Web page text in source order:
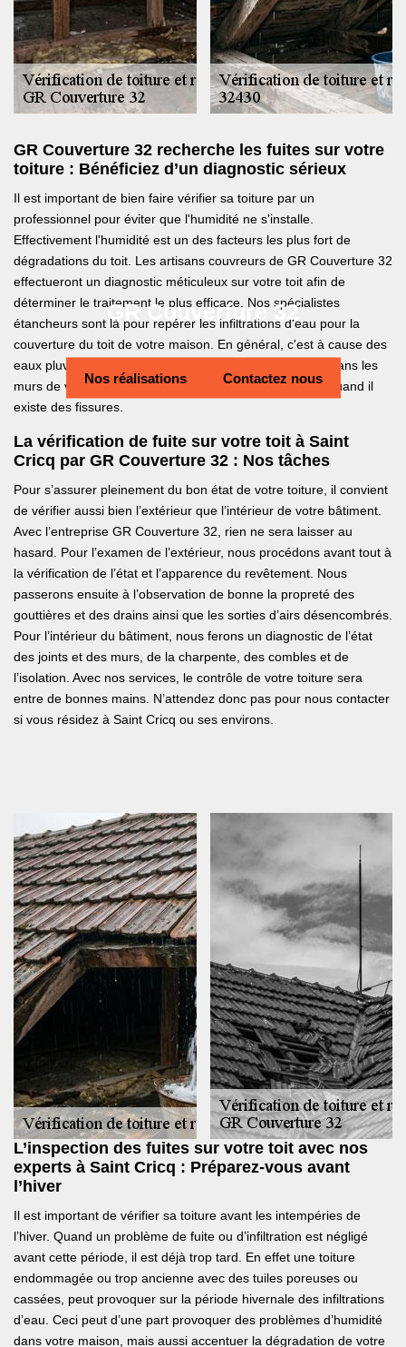
GR Couverture 32
Nos réalisations Contactez nous
GR Couverture 32 recherche les fuites sur votre
toiture : Bénéficiez d’un diagnostic sérieux
Il est important de bien faire vérifier sa toiture par un
professionnel pour éviter que l'humidité ne s'installe.
Effectivement l'humidité est un des facteurs les plus fort de
dégradations du toit. Les artisans couvreurs de GR Couverture 32
effectueront un diagnostic méticuleux sur votre toit afin de
déterminer le traitement le plus efficace. Nos spécialistes
étancheurs sont là pour repérer les infiltrations d'eau pour la
couverture du toit de votre maison. En général, c'est à cause des
eaux pluviales que l'humidité pénètre dans la toiture et dans les
murs de votre maison quand les joints sont abîmés ou quand il
existe des fissures.
La vérification de fuite sur votre toit à Saint
Cricq par GR Couverture 32 : Nos tâches
Pour s’assurer pleinement du bon état de votre toiture, il convient
de vérifier aussi bien l’extérieur que l’intérieur de votre bâtiment.
Avec l’entreprise GR Couverture 32, rien ne sera laisser au
hasard. Pour l’examen de l’extérieur, nous procédons avant tout à
la vérification de l’état et l’apparence du revêtement. Nous
passerons ensuite à l’observation de bonne la propreté des
gouttières et des drains ainsi que les sorties d’airs désencombrés.
Pour l’intérieur du bâtiment, nous ferons un diagnostic de l’état
des joints et des murs, de la charpente, des combles et de
l’isolation. Avec nos services, le contrôle de votre toiture sera
entre de bonnes mains. N’attendez donc pas pour nous contacter
si vous résidez à Saint Cricq ou ses environs.
L’inspection des fuites sur votre toit avec nos
experts à Saint Cricq : Préparez-vous avant
l’hiver
Il est important de vérifier sa toiture avant les intempéries de
l’hiver. Quand un problème de fuite ou d’infiltration est négligé
avant cette période, il est déjà trop tard. En effet une toiture
endommagée ou trop ancienne avec des tuiles poreuses ou
cassées, peut provoquer sur la période hivernale des infiltrations
d’eau. Ceci peut d’une part provoquer des problèmes d’humidité
dans votre maison, mais aussi accentuer la dégradation de votre